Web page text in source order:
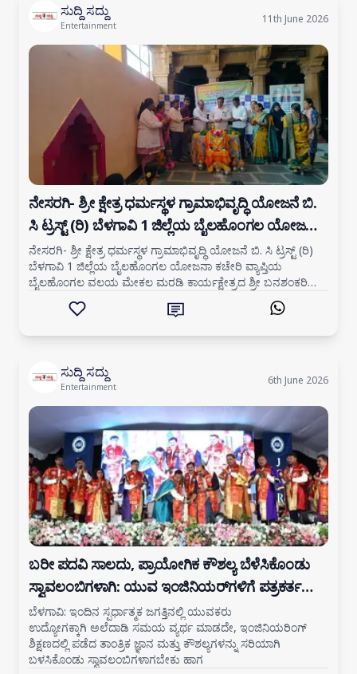
ಸುದ್ದಿ ಸದ್ದು
Entertainment 11th June 2026
ನೇಸರಗಿ- ಶ್ರೀ ಕ್ಷೇತ್ರ ಧರ್ಮಸ್ಥಳ ಗ್ರಾಮಾಭಿವೃದ್ಧಿ ಯೋಜನೆ ಬಿ.
ಸಿ ಟ್ರಸ್ಟ್ (ರಿ) ಬೆಳಗಾವಿ 1 ಜಿಲ್ಲೆಯ ಬೈಲಹೊಂಗಲ ಯೋಜನಾ
ಕಚೇರಿ ವ್ಯಾಪ್ತಿಯ
ನೇಸರಗಿ- ಶ್ರೀ ಕ್ಷೇತ್ರ ಧರ್ಮಸ್ಥಳ ಗ್ರಾಮಾಭಿವೃದ್ಧಿ ಯೋಜನೆ ಬಿ. ಸಿ ಟ್ರಸ್ಟ್ (ರಿ)
ಬೆಳಗಾವಿ 1 ಜಿಲ್ಲೆಯ ಬೈಲಹೊಂಗಲ ಯೋಜನಾ ಕಚೇರಿ ವ್ಯಾಪ್ತಿಯ
ಬೈಲಹೊಂಗಲ ವಲಯ ಮೇಕಲ ಮರಡಿ ಕಾರ್ಯಕ್ಷೇತ್ರದ ಶ್ರೀ ಬನಶಂಕರಿ
ಜ್ಞಾನವಿಕಾಸ ಕೇಂದ್ರದಲ್ಲಿ
ಸುದ್ದಿ ಸದ್ದು
Entertainment 6th June 2026
ಬರೀ ಪದವಿ ಸಾಲದು, ಪ್ರಾಯೋಗಿಕ ಕೌಶಲ್ಯ ಬೆಳೆಸಿಕೊಂಡು
ಸ್ವಾವಲಂಬಿಗಳಾಗಿ: ಯುವ ಇಂಜಿನಿಯರ್‌ಗಳಿಗೆ ಪತ್ರಕರ್ತ
ಅಜಿತ್ ಹನಮಕ್ಕನವರ ಕರೆ
ಬೆಳಗಾವಿ: ಇಂದಿನ ಸ್ಪರ್ಧಾತ್ಮಕ ಜಗತ್ತಿನಲ್ಲಿ ಯುವಕರು
ಉದ್ಯೋಗಕ್ಕಾಗಿ ಅಲೆದಾಡಿ ಸಮಯ ವ್ಯರ್ಥ ಮಾಡದೇ, ಇಂಜಿನಿಯರಿಂಗ್
ಶಿಕ್ಷಣದಲ್ಲಿ ಪಡೆದ ತಾಂತ್ರಿಕ ಜ್ಞಾನ ಮತ್ತು ಕೌಶಲ್ಯಗಳನ್ನು ಸರಿಯಾಗಿ
ಬಳಸಿಕೊಂಡು ಸ್ವಾವಲಂಬಿಗಳಾಗಬೇಕು ಹಾಗ